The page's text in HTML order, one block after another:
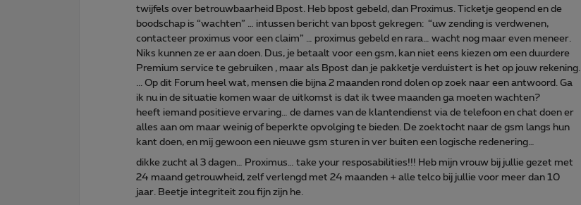
twijfels over betrouwbaarheid Bpost. Heb bpost gebeld, dan Proximus. Ticketje geopend en de
boodschap is “wachten” … intussen bericht van bpost gekregen: “uw zending is verdwenen,
contacteer proximus voor een claim” … proximus gebeld en rara… wacht nog maar even meneer.
Niks kunnen ze er aan doen. Dus, je betaalt voor een gsm, kan niet eens kiezen om een duurdere
Premium service te gebruiken , maar als Bpost dan je pakketje verduistert is het op jouw rekening.
... Op dit Forum heel wat, mensen die bijna 2 maanden rond dolen op zoek naar een antwoord. Ga
ik nu in de situatie komen waar de uitkomst is dat ik twee maanden ga moeten wachten?
heeft iemand positieve ervaring… de dames van de klantendienst via de telefoon en chat doen er
alles aan om maar weinig of beperkte opvolging te bieden. De zoektocht naar de gsm langs hun
kant doen, en mij gewoon een nieuwe gsm sturen in ver buiten een logische redenering…
dikke zucht al 3 dagen… Proximus… take your resposabilities!!! Heb mijn vrouw bij jullie gezet met
24 maand getrouwheid, zelf verlengd met 24 maanden + alle telco bij jullie voor meer dan 10
jaar. Beetje integriteit zou fijn zijn he.